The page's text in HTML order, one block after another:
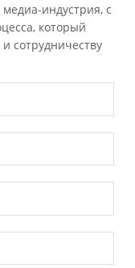
индустрия, с
который
сотрудничеству